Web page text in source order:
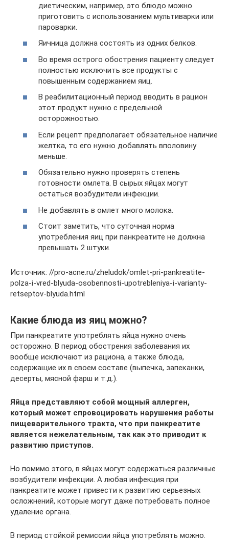
диетическим, например, это блюдо можно
приготовить с использованием мультиварки или
пароварки.
Яичница должна состоять из одних белков.
Во время острого обострения пациенту следует
полностью исключить все продукты с
повышенным содержанием яиц.
В реабилитационный период вводить в рацион
этот продукт нужно с предельной
осторожностью.
Если рецепт предполагает обязательное наличие
желтка, то его нужно добавлять вполовину
меньше.
Обязательно нужно проверять степень
готовности омлета. В сырых яйцах могут
остаться возбудители инфекции.
Не добавлять в омлет много молока.
Стоит заметить, что суточная норма
употребления яиц при панкреатите не должна
превышать 2 штуки.
Источник: //pro-acne.ru/zheludok/omlet-pri-pankreatite-
polza-i-vred-blyuda-osobennosti-upotrebleniya-i-varianty-
retseptov-blyuda.html
Какие блюда из яиц можно?
При панкреатите употреблять яйца нужно очень
осторожно. В период обострения заболевания их
вообще исключают из рациона, а также блюда,
содержащие их в своем составе (выпечка, запеканки,
десерты, мясной фарш и т.д.).
Яйца представляют собой мощный аллерген,
который может спровоцировать нарушения работы
пищеварительного тракта, что при панкреатите
является нежелательным, так как это приводит к
развитию приступов.
Но помимо этого, в яйцах могут содержаться различные
возбудители инфекции. А любая инфекция при
панкреатите может привести к развитию серьезных
осложнений, которые могут даже потребовать полное
удаление органа.
В период стойкой ремиссии яйца употреблять можно.